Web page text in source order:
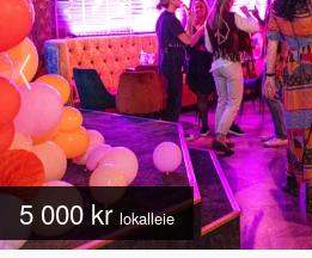
5 000 krlokalleie